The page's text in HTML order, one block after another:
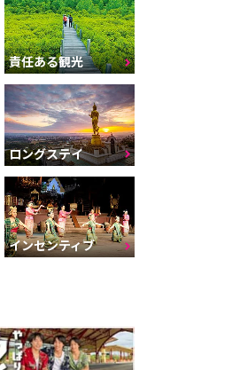
責任ある観光
ロングステイ
インセンティブ